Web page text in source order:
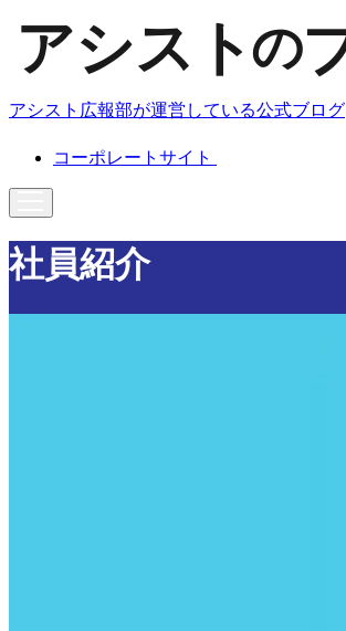
アシスト広報部が運営している公式ブログ
コーポレートサイト
社員紹介